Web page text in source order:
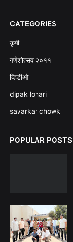
CATEGORIES
कृषी
गणेशोत्सव २०११
व्हिडीओ
dipak lonari
savarkar chowk
POPULAR POSTS